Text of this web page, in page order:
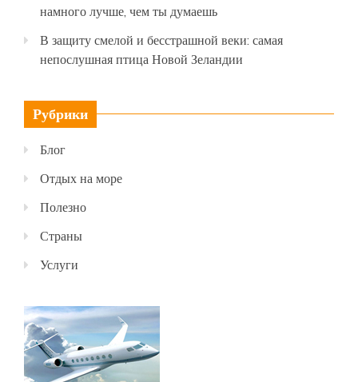
намного лучше, чем ты думаешь
В защиту смелой и бесстрашной веки: самая
непослушная птица Новой Зеландии
Рубрики
Блог
Отдых на море
Полезно
Страны
Услуги